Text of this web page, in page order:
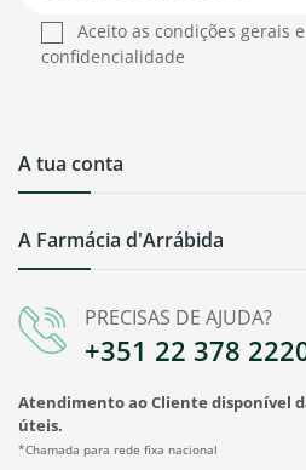
PRECISAS DE AJUDA?
+351 22 378
Atendimento ao Cliente disponível
úteis.
*Chamada para rede fixa nacional
A Farmácia d'Arrábida
A tua conta
Aceito as condições gerais
confidencialidade